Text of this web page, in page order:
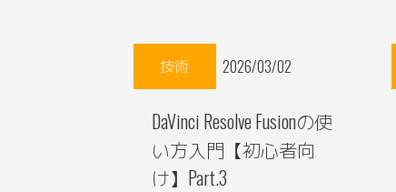
2026/03/02
技術
DaVinci Resolve Fusionの使
い方入門【初心者向
け】Part.3